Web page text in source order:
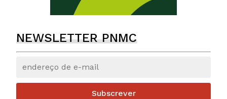
NEWSLETTER PNMC
Subscrever